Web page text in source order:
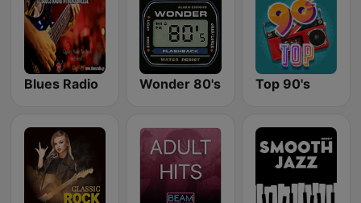
Blues Radio Wonder 80's Top 90's